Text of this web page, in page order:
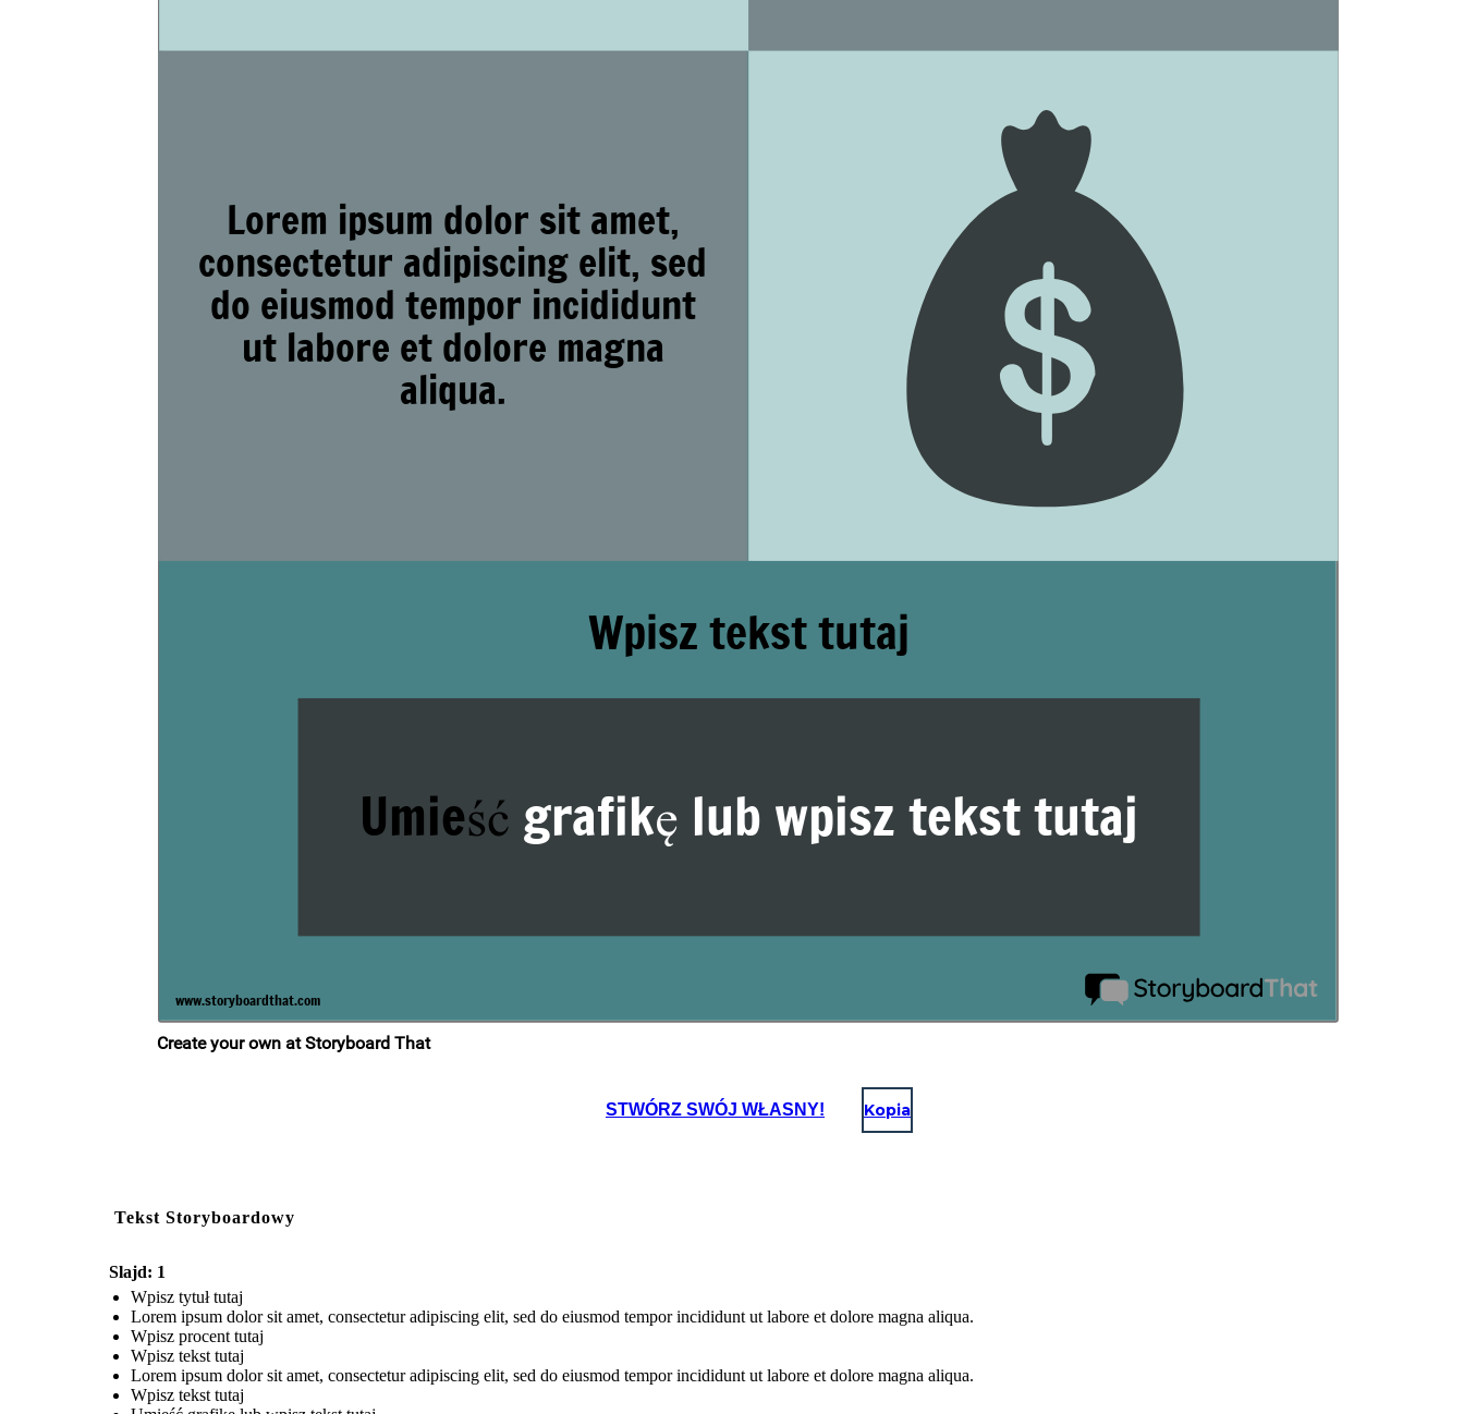
STWÓRZ SWÓJ WŁASNY! Kopia
Tekst Storyboardowy
Slajd: 1
Wpisz tytuł tutaj
Lorem ipsum dolor sit amet, consectetur adipiscing elit, sed do eiusmod tempor incididunt ut labore et dolore magna aliqua.
Wpisz procent tutaj
Wpisz tekst tutaj
Lorem ipsum dolor sit amet, consectetur adipiscing elit, sed do eiusmod tempor incididunt ut labore et dolore magna aliqua.
Wpisz tekst tutaj